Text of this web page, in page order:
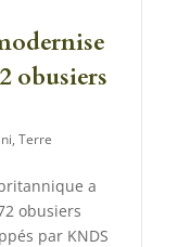
obusiers
,Terre
a
obusiers
par KNDS